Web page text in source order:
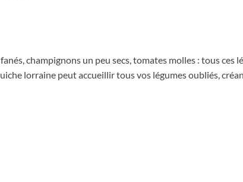
champignons un peu secs, tomates molles : tous ces
lorraine peut accueillir tous vos légumes oubliés,